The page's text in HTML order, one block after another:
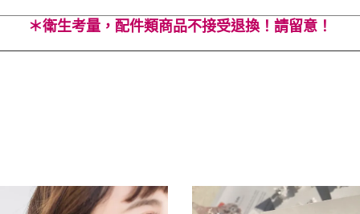
＊衛生考量，配件類商品不接受退換！請留意！